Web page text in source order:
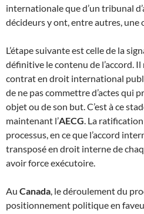
internationale que d’un tribunal
décideurs y ont, entre autres, une
L’étape suivante est celle de la
définitive le contenu de l’accord. Il
contrat en droit international
de ne pas commettre d’actes qui
objet ou de son but. C’est à ce
maintenant l’AECG. La
processus, en ce que l’accord
transposé en droit interne de
avoir force exécutoire.
Au Canada, le déroulement du
positionnement politique en